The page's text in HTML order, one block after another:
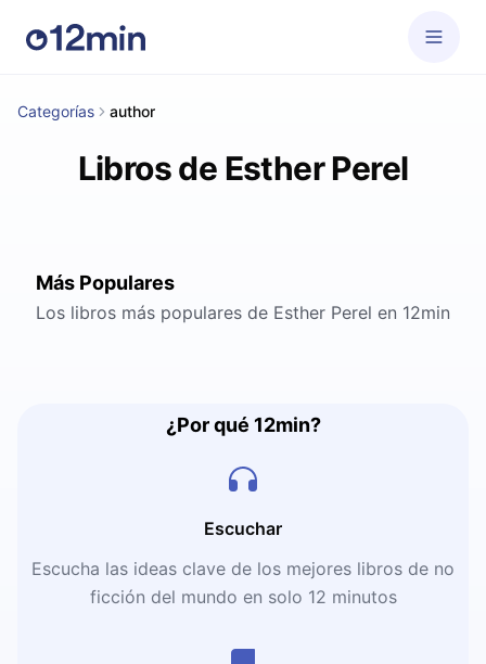
Categorías author
Libros de Esther Perel
Más Populares
Los libros más populares de Esther Perel en 12min
¿Por qué 12min?
Escuchar
Escucha las ideas clave de los mejores libros de no
ficción del mundo en solo 12 minutos